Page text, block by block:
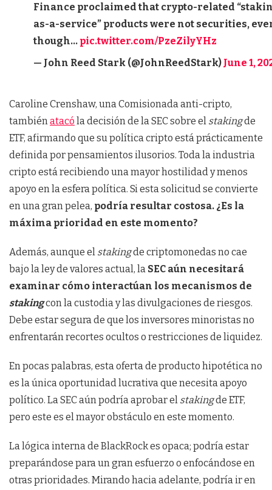
Finance proclaimed that crypto-related
as-a-service” products were not securities,
though… pic.twitter.com/PzeZilyYHz
— John Reed Stark (@JohnReedStark) June 1,
Caroline Crenshaw, una Comisionada anti-cripto,
también atacó la decisión de la SEC sobre el stakingde
ETF, afirmando que su política cripto está prácticamente
definida por pensamientos ilusorios. Toda la industria
cripto está recibiendo una mayor hostilidad y menos
apoyo en la esfera política. Si esta solicitud se convierte
en una gran pelea, podría resultar costosa. ¿Es la
máxima prioridad en este momento?
Además, aunque el stakingde criptomonedas no cae
bajo la ley de valores actual, la SEC aún necesitará
examinar cómo interactúan los mecanismos de
stakingcon la custodia y las divulgaciones de riesgos.
Debe estar segura de que los inversores minoristas no
enfrentarán recortes ocultos o restricciones de liquidez.
En pocas palabras, esta oferta de producto hipotética no
es la única oportunidad lucrativa que necesita apoyo
político. La SEC aún podría aprobar el stakingde ETF,
pero este es el mayor obstáculo en este momento.
La lógica interna de BlackRock es opaca; podría estar
preparándose para un gran esfuerzo o enfocándose en
otras prioridades. Mirando hacia adelante, podría ir en